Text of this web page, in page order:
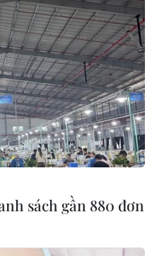
sách gần 880 đơn